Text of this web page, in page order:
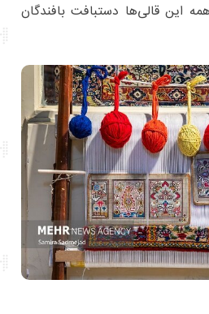
این قالی‌ها دستبافت بافندگان